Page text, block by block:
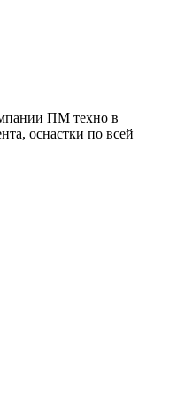
ПМ техно в
оснастки по всей